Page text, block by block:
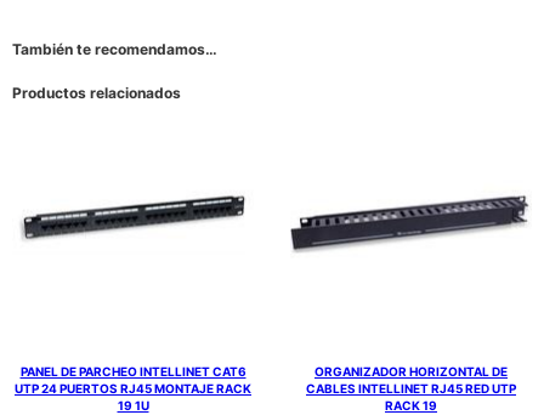
También te recomendamos…
Productos relacionados
PANEL DE PARCHEO INTELLINET CAT6
UTP 24 PUERTOS RJ45 MONTAJE RACK
19 1U
ORGANIZADOR HORIZONTAL DE
CABLES INTELLINET RJ45 RED UTP
RACK 19